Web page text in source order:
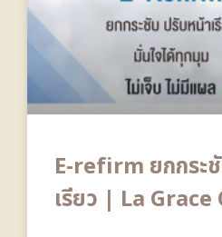
E-refirm ยกกระ
เรียว | La